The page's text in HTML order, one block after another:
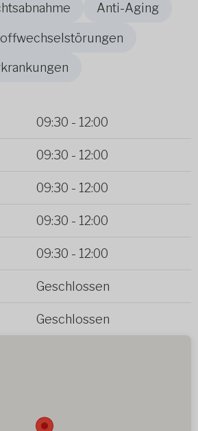
Anti-Aging
09:30 - 12:00
09:30 - 12:00
09:30 - 12:00
09:30 - 12:00
09:30 - 12:00
Geschlossen
Geschlossen